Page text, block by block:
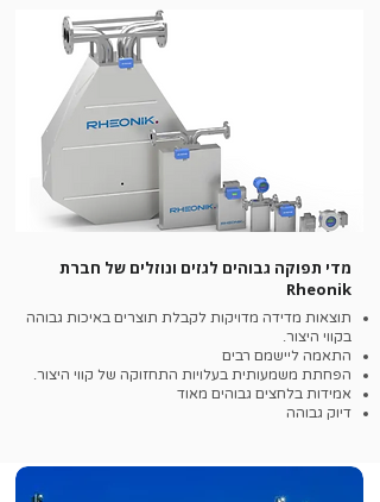
מדי תפוקה גבוהים לגזים ונוזלים של חברת
Rheonik
תוצאות מדידה מדויקות לקבלת תוצרים באיכות גבוהה
בקווי היצור.
התאמה ליישמם רבים
הפחתת משמעותית בעלויות התחזוקה של קווי היצור.
אמידות בלחצים גבוהים מאוד
דיוק גבוהה